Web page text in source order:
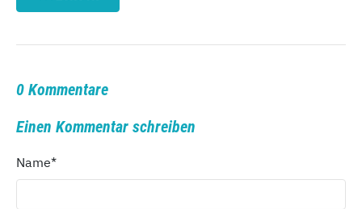
0 Kommentare
Einen Kommentar schreiben
Name*